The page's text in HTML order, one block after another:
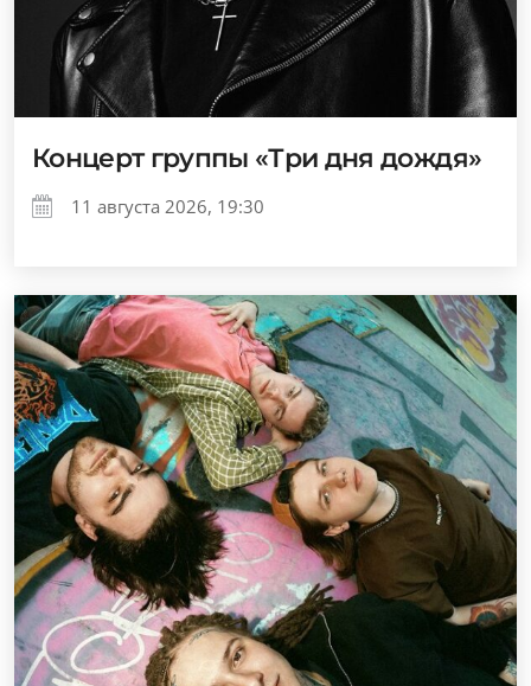
Концерт группы «Три дня дождя»
11 августа 2026, 19:30